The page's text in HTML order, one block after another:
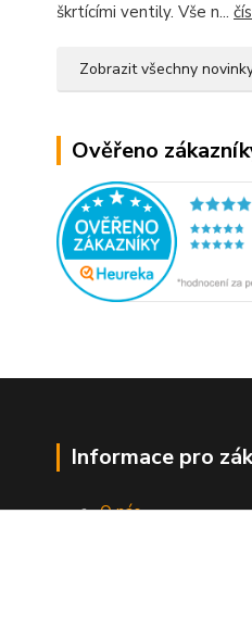
škrtícími ventily. Vše n...
Zobrazit všechny
Ověřeno
Informace pro
O nás